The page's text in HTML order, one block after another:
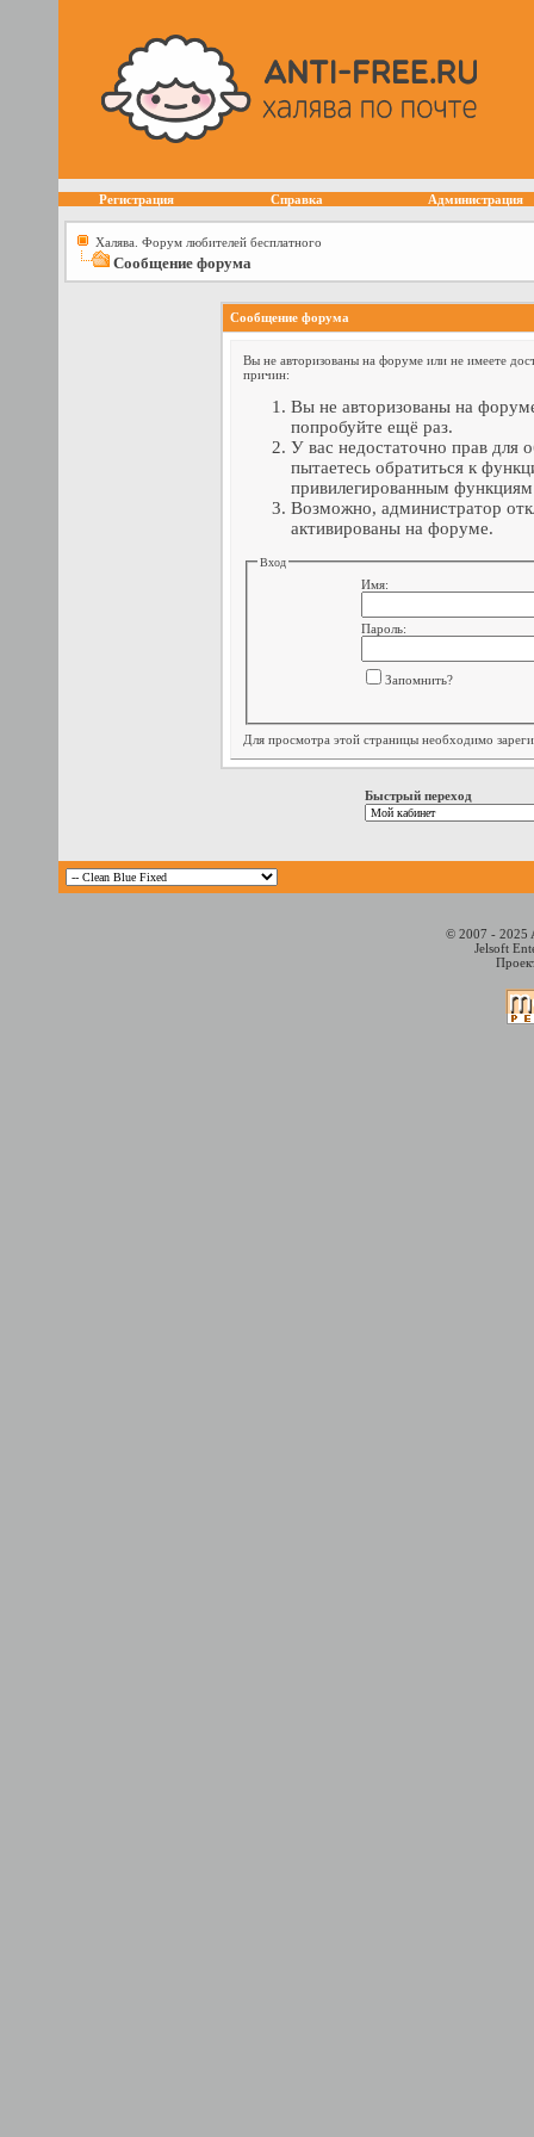
Регистрация Справка Администрация
Халява. Форум любителей бесплатного
Сообщение форума
Сообщение форума
Вы не авторизованы на форуме или не имеете
причин:
Вы не авторизованы на
попробуйте ещё раз.
У вас недостаточно прав для
пытаетесь обратиться к
привилегированным
Возможно, администратор
активированы на форуме.
Вход
Имя:
Пароль:
Запомнить?
Для просмотра этой страницы необходимо
Быстрый переход
© 2007 - 2025
Jelsoft